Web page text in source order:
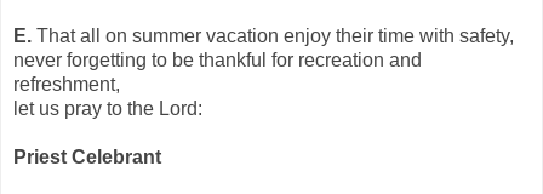
E. That all on summer vacation enjoy their time with safety,
never forgetting to be thankful for recreation and
refreshment,
let us pray to the Lord:
Priest Celebrant